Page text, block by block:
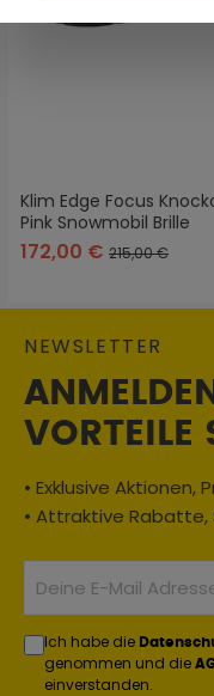
Klim Edge Focus
Pink Snowmobil Brille
172,00 € 215,00 €
NEWSLETTER
VORTEILE
• Exklusive
• Attraktive
Ich habe die
genommen und die
einverstanden.